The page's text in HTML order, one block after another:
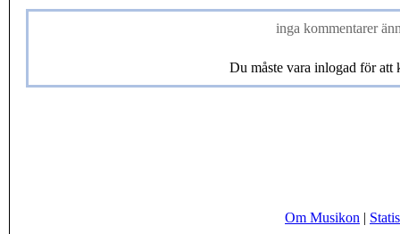
inga kommentarer
Du måste vara inlogad för att
Om Musikon |